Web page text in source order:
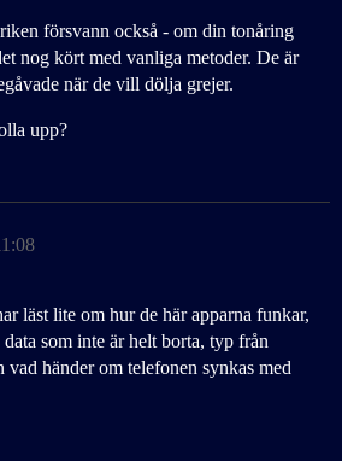
försvann också - om din tonåring
nog kört med vanliga metoder. De är
när de vill dölja grejer.
upp?
läst lite om hur de här apparna funkar,
som inte är helt borta, typ från
vad händer om telefonen synkas med